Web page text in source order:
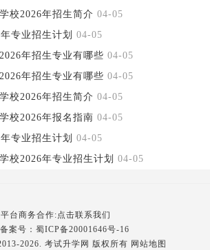
校2026年招生简介 04-05
专业招生计划
04-05
年招生专业有哪些 04-05
年招生专业有哪些 04-05
校2026年招生简介 04-05
校2026年报名指南 04-05
专业招生计划
04-05
校2026年专业招生计划
04-05
平台商务合作:点击联系我们
案号： 蜀ICP备20001646号-16
2026. 考试升学网 版权所有 网站地图